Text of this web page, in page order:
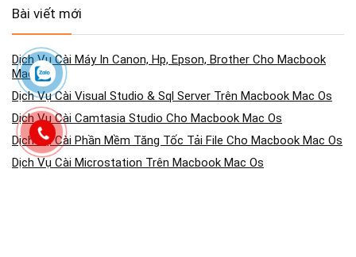
Bài viết mới
Dịch Vụ Cài Máy In Canon, Hp, Epson, Brother Cho Macbook
Mac Os
Dịch Vụ Cài Visual Studio & Sql Server Trên Macbook Mac Os
Dịch Vụ Cài Camtasia Studio Cho Macbook Mac Os
Dịch Vụ Cài Phần Mềm Tăng Tốc Tải File Cho Macbook Mac Os
Dịch Vụ Cài Microstation Trên Macbook Mac Os